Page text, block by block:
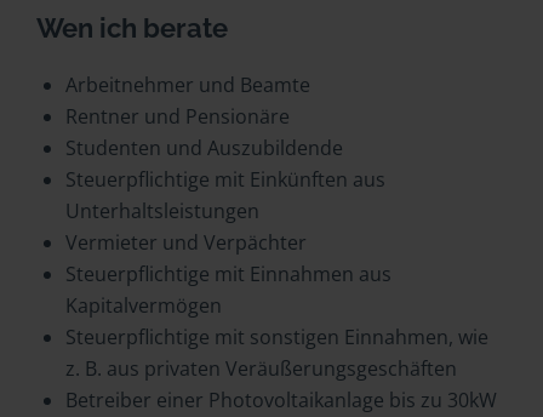
Wen ich berate
Arbeitnehmer und Beamte
Rentner und Pensionäre
Studenten und Auszubildende
Steuerpflichtige mit Einkünften aus
Unterhaltsleistungen
Vermieter und Verpächter
Steuerpflichtige mit Einnahmen aus
Kapitalvermögen
Steuerpflichtige mit sonstigen Einnahmen, wie
z. B. aus privaten Veräußerungsgeschäften
Betreiber einer Photovoltaikanlage bis zu 30kW